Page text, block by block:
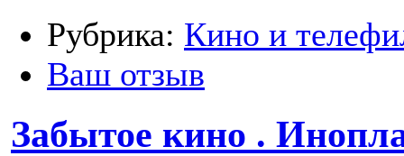
Рубрика: Кино и
Ваш отзыв
Забытое кино .